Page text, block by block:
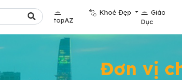
topAZ
Khoẻ Đẹp
Giáo
Dục
Đơn vị